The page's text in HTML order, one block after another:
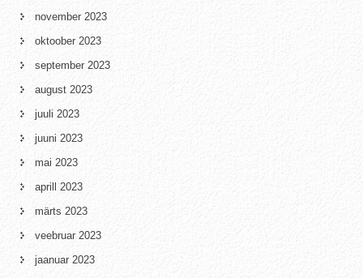
november 2023
oktoober 2023
september 2023
august 2023
juuli 2023
juuni 2023
mai 2023
aprill 2023
märts 2023
veebruar 2023
jaanuar 2023